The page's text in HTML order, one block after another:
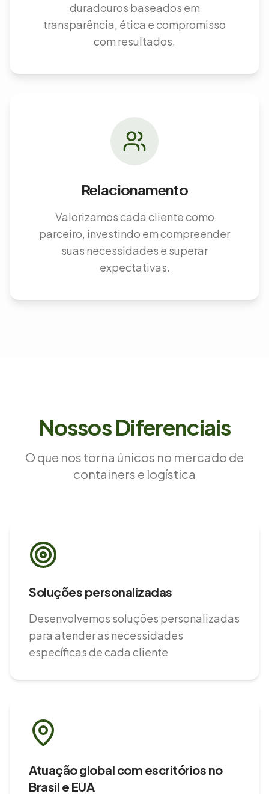
duradouros baseados em
transparência, ética e compromisso
com resultados.
Relacionamento
Valorizamos cada cliente como
parceiro, investindo em compreender
suas necessidades e superar
expectativas.
Nossos Diferenciais
O que nos torna únicos no mercado de
containers e logística
Soluções personalizadas
Desenvolvemos soluções personalizadas
para atender as necessidades
específicas de cada cliente
Atuação global com escritórios no
Brasil e EUA